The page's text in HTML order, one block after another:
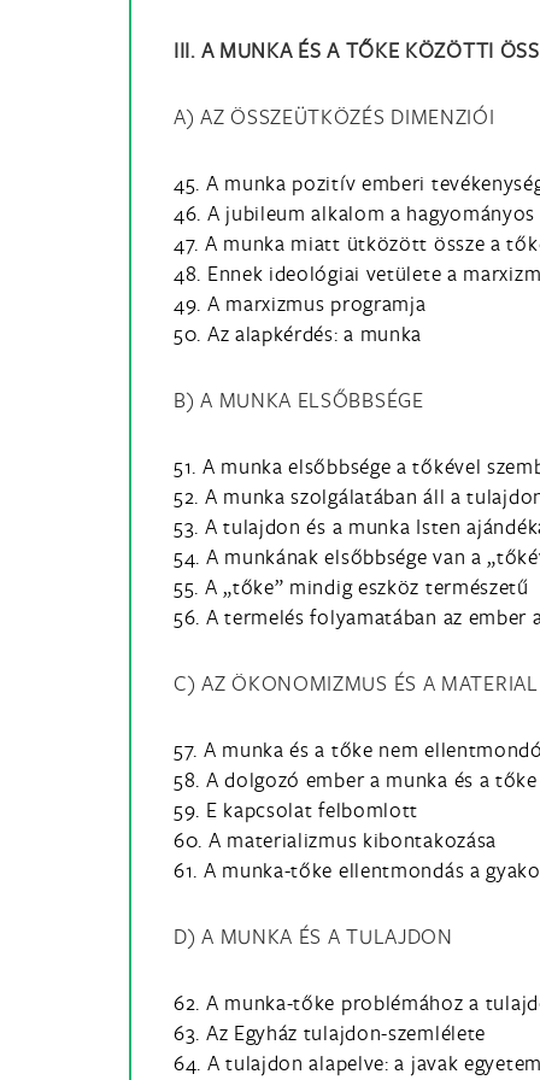
III. A MUNKA ÉS A TŐKE KÖZÖTTI
A) AZ ÖSSZEÜTKÖZÉS DIMENZIÓI
45. A munka pozitív emberi
46. A jubileum alkalom a
47. A munka miatt ütközött össze a
48. Ennek ideológiai vetülete a
49. A marxizmus programja
50. Az alapkérdés: a munka
B) A MUNKA ELSŐBBSÉGE
51. A munka elsőbbsége a tőkével
52. A munka szolgálatában áll a
53. A tulajdon és a munka Isten
54. A munkának elsőbbsége van a
55. A „tőke” mindig eszköz természetű
56. A termelés folyamatában az ember
C) AZ ÖKONOMIZMUS ÉS A
57. A munka és a tőke nem
58. A dolgozó ember a munka és a
59. E kapcsolat felbomlott
60. A materializmus kibontakozása
61. A munka-tőke ellentmondás a
D) A MUNKA ÉS A TULAJDON
62. A munka-tőke problémához a
63. Az Egyház tulajdon-szemlélete
64. A tulajdon alapelve: a javak